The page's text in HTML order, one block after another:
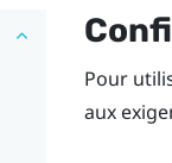
Pour
aux